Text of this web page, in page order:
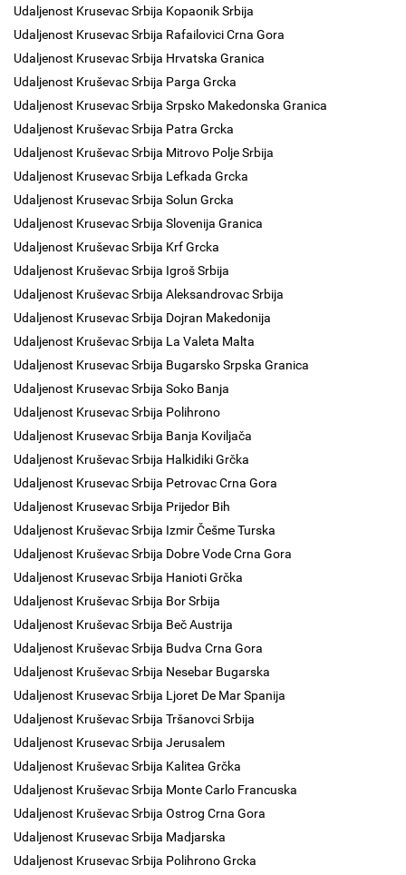
Udaljenost Krusevac Srbija Kopaonik Srbija
Udaljenost Krusevac Srbija Rafailovici Crna Gora
Udaljenost Krusevac Srbija Hrvatska Granica
Udaljenost Kruševac Srbija Parga Grcka
Udaljenost Krusevac Srbija Srpsko Makedonska Granica
Udaljenost Kruševac Srbija Patra Grcka
Udaljenost Kruševac Srbija Mitrovo Polje Srbija
Udaljenost Krusevac Srbija Lefkada Grcka
Udaljenost Krusevac Srbija Solun Grcka
Udaljenost Krusevac Srbija Slovenija Granica
Udaljenost Kruševac Srbija Krf Grcka
Udaljenost Kruševac Srbija Igroš Srbija
Udaljenost Kruševac Srbija Aleksandrovac Srbija
Udaljenost Krusevac Srbija Dojran Makedonija
Udaljenost Kruševac Srbija La Valeta Malta
Udaljenost Krusevac Srbija Bugarsko Srpska Granica
Udaljenost Krusevac Srbija Soko Banja
Udaljenost Krusevac Srbija Polihrono
Udaljenost Krusevac Srbija Banja Koviljača
Udaljenost Kruševac Srbija Halkidiki Grčka
Udaljenost Krusevac Srbija Petrovac Crna Gora
Udaljenost Krusevac Srbija Prijedor Bih
Udaljenost Kruševac Srbija Izmir Češme Turska
Udaljenost Kruševac Srbija Dobre Vode Crna Gora
Udaljenost Krusevac Srbija Hanioti Grčka
Udaljenost Kruševac Srbija Bor Srbija
Udaljenost Kruševac Srbija Beč Austrija
Udaljenost Kruševac Srbija Budva Crna Gora
Udaljenost Kruševac Srbija Nesebar Bugarska
Udaljenost Krusevac Srbija Ljoret De Mar Spanija
Udaljenost Kruševac Srbija Tršanovci Srbija
Udaljenost Krusevac Srbija Jerusalem
Udaljenost Kruševac Srbija Kalitea Grčka
Udaljenost Kruševac Srbija Monte Carlo Francuska
Udaljenost Kruševac Srbija Ostrog Crna Gora
Udaljenost Krusevac Srbija Madjarska
Udaljenost Krusevac Srbija Polihrono Grcka